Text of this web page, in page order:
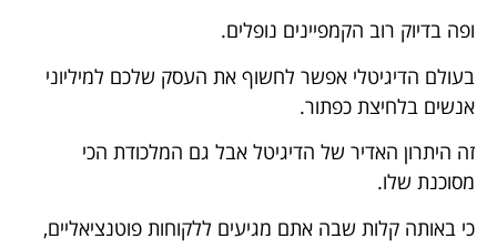
ופה בדיוק רוב הקמפיינים נופלים.
בעולם הדיגיטלי אפשר לחשוף את העסק שלכם למיליוני
אנשים בלחיצת כפתור.
זה היתרון האדיר של הדיגיטל אבל גם המלכודת הכי
מסוכנת שלו.
כי באותה קלות שבה אתם מגיעים ללקוחות פוטנציאליים,